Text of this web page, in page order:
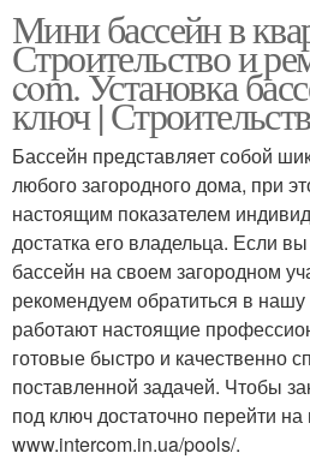
Мини бассейн в
Строительство и
com. Установка
ключ |
Бассейн представляет собой
любого загородного дома, при
настоящим показателем
достатка его владельца. Если
бассейн на своем загородном
рекомендуем обратиться в
работают настоящие
готовые быстро и качественно
поставленной задачей. Чтобы
под ключ достаточно перейти
www.intercom.in.ua/pools/.